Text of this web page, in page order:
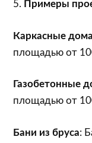
5. Примеры
Каркасные дома
площадью от
Газобетонные
площадью от
Бани из бруса: